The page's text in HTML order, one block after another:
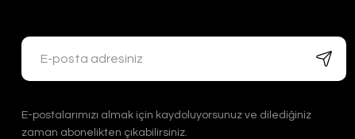
E-postalarımızı almak için kaydoluyorsunuz ve dilediğiniz
zaman abonelikten çıkabilirsiniz.